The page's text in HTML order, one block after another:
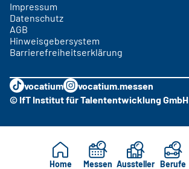
Home Messen Aussteller Berufe
Impressum
Datenschutz
AGB
Hinweisgebersystem
Barrierefreiheitserklärung
vocatium
vocatium.messen
© IfT Institut für Talententwicklung GmbH